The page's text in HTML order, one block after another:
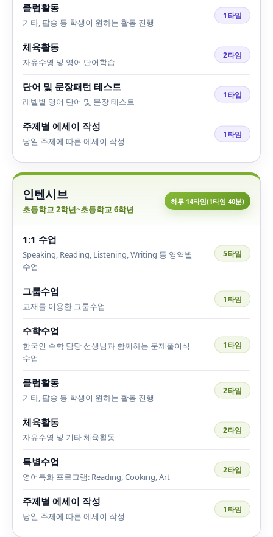
클럽활동
1타임
기타, 팝송 등 학생이 원하는 활동 진행
체육활동
2타임
자유수영 및 영어 단어학습
단어 및 문장패턴 테스트
1타임
레벨별 영어 단어 및 문장 테스트
주제별 에세이 작성
1타임
당일 주제에 따른 에세이 작성
인텐시브
초등학교 2학년~초등학교 6학년
하루 14타임(1타임 40분)
1:1 수업
5타임
Speaking, Reading, Listening, Writing 등 영역별
수업
그룹수업
1타임
교재를 이용한 그룹수업
수학수업
1타임
한국인 수학 담당 선생님과 함께하는 문제풀이식
수업
클럽활동
2타임
기타, 팝송 등 학생이 원하는 활동 진행
체육활동
2타임
자유수영 및 기타 체육활동
특별수업
2타임
영어특화 프로그램: Reading, Cooking, Art
주제별 에세이 작성
1타임
당일 주제에 따른 에세이 작성